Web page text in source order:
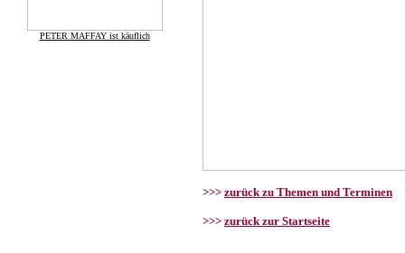
PETER MAFFAY ist käuflich
>>> zurück zu Themen und Terminen
>>> zurück zur Startseite